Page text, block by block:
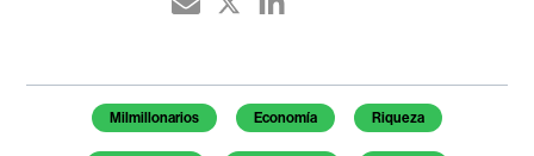
Temas de este artículo
Milmillonarios Economía Riqueza